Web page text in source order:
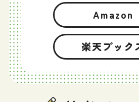
Amazon
楽天ブック